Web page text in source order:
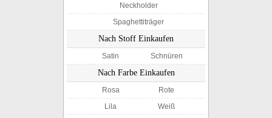
Neckholder
Spaghettiträger
Nach Stoff Einkaufen
Satin Schnüren
Nach Farbe Einkaufen
Rosa
Rote
Lila
Weiß